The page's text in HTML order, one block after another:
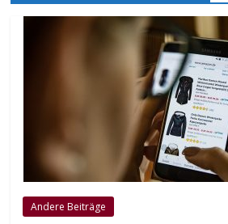
Andere Beiträge